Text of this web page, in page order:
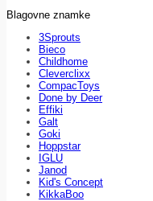
Blagovne znamke
3Sprouts
Bieco
Childhome
Cleverclixx
CompacToys
Done by Deer
Effiki
Galt
Goki
Hoppstar
IGLU
Janod
Kid's Concept
KikkaBoo